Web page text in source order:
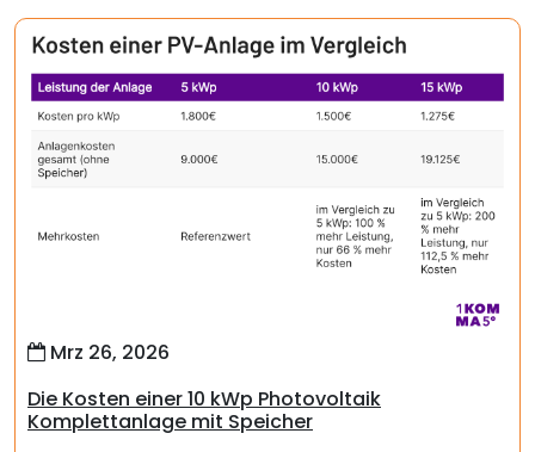
Mrz 26, 2026
Die Kosten einer 10 kWp Photovoltaik
Komplettanlage mit Speicher